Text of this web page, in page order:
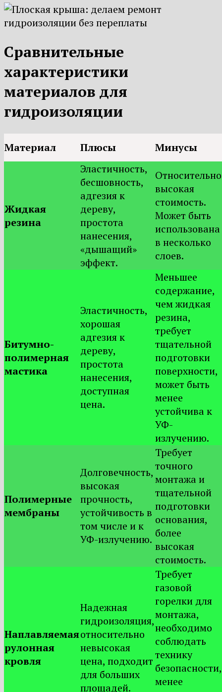
Сравнительные
характеристики
материалов для
гидроизоляции
Материал Плюсы Минусы
Жидкая
резина
Эластичность,
бесшовность,
адгезия к
дереву,
простота
нанесения,
«дышащий»
эффект.
Относительно
высокая
стоимость.
Может быть
использована
в несколько
слоев.
Битумно-
полимерная
мастика
Эластичность,
хорошая
адгезия к
дереву,
простота
нанесения,
доступная
цена.
Меньшее
содержание,
чем жидкая
резина,
требует
тщательной
подготовки
поверхности,
может быть
менее
устойчива к
УФ-
излучению.
Полимерные
мембраны
Долговечность,
высокая
прочность,
устойчивость в
том числе и к
УФ-излучению.
Требует
точного
монтажа и
тщательной
подготовки
основания,
более
высокая
стоимость.
Наплавляемая
рулонная
кровля
Надежная
гидроизоляция,
относительно
невысокая
цена, подходит
для больших
площадей.
Требует
газовой
горелки для
монтажа,
необходимо
соблюдать
технику
безопасности,
менее